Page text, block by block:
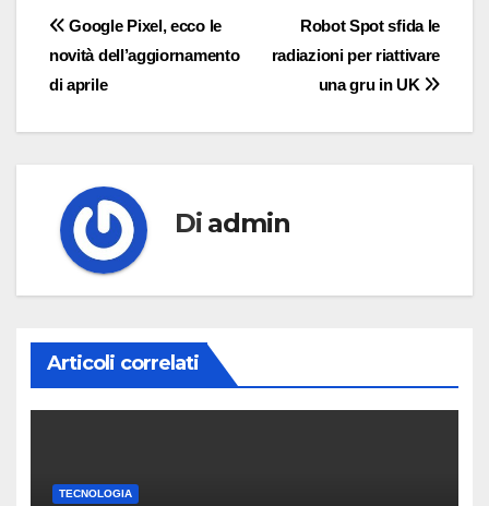
Navigazione
articoli
Robot Spot sfida le
radiazioni per riattivare
una gru in UK
Google Pixel, ecco le
novità dell’aggiornamento
di aprile
Di admin
Articoli correlati
TECNOLOGIA